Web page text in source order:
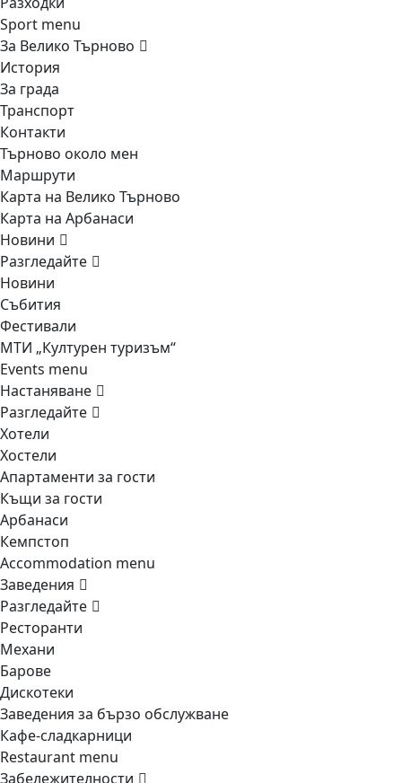
Sport menu
За Велико Търново
История
За града
Транспорт
Контакти
Търново около мен
Маршрути
Карта на Велико Търново
Карта на Арбанаси
Новини
Разгледайте
Новини
Събития
Фестивали
МТИ „Културен туризъм“
Events menu
Настаняване
Разгледайте
Хотели
Хостели
Апартаменти за гости
Къщи за гости
Арбанаси
Кемпстоп
Accommodation menu
Заведения
Разгледайте
Ресторанти
Механи
Барове
Дискотеки
Заведения за бързо обслужване
Кафе-сладкарници
Restaurant menu
Забележителности